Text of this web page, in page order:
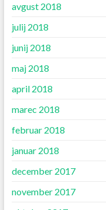
avgust 2018
julij 2018
junij 2018
maj 2018
april 2018
marec 2018
februar 2018
januar 2018
december 2017
november 2017